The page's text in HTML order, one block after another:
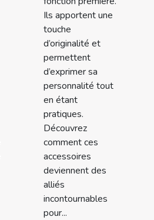
Ils apportent une
touche
d’originalité et
permettent
d’exprimer sa
personnalité tout
en étant
pratiques.
Découvrez
comment ces
accessoires
deviennent des
alliés
incontournables
pour...